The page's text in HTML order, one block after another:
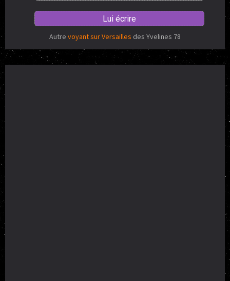
Lui écrire
Autre voyant sur Versailles des Yvelines 78